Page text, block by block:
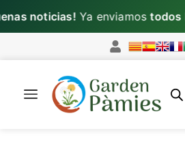
noticias!Ya enviamostodos